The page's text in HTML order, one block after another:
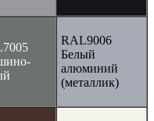
RAL9006
Белый
алюминий
(металлик)